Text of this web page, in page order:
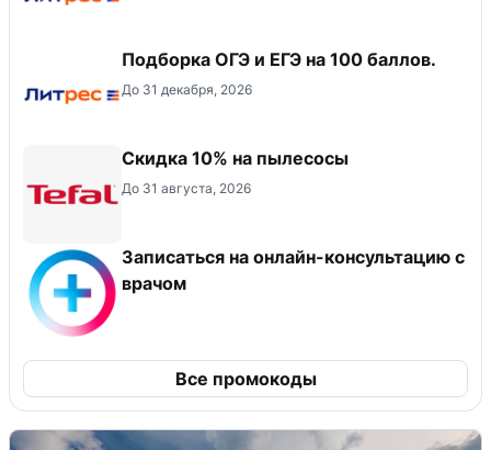
Подборка ОГЭ и ЕГЭ на 100 баллов.
До 31 декабря, 2026
Скидка 10% на пылесосы
До 31 августа, 2026
Записаться на онлайн-консультацию с
врачом
Все промокоды